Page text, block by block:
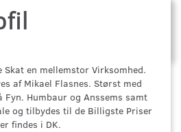
en mellemstor Virksomhed.
af Mikael Flasnes. Størst med
Humbaur og Anssems samt
og tilbydes til de Billigste Priser
findes i DK.